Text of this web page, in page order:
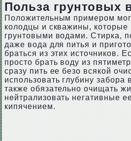
Польза грунтовых
Положительным примером
колодцы и скважины, которые
грунтовыми водами. Стирка,
даже вода для питья и
браться из этих источников.
просто брать воду из
сразу пить ее безо всякой
использовать глубину
также обязательно очищать
нейтрализовать негативные
кипячением.